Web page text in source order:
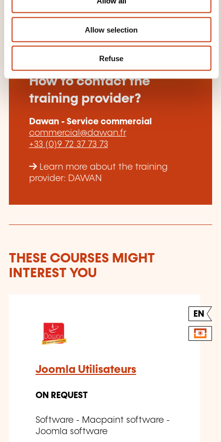
Allow selection
Refuse
How to contact the
training provider?
Dawan - Service commercial
commercial@dawan.fr
+33 (0)9 72 37 73 73
Learn more about the training
provider: DAWAN
THESE COURSES MIGHT
INTEREST YOU
EN
Joomla Utilisateurs
ON REQUEST
Software - Macpaint software -
Joomla software